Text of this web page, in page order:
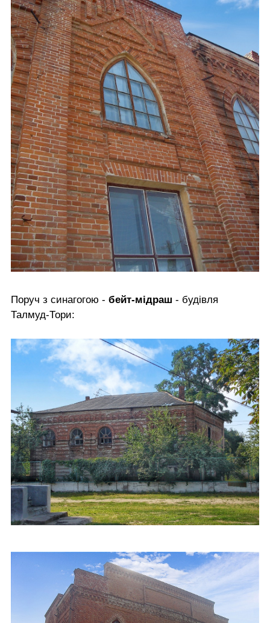
Поруч з синагогою - бейт-мідраш - будівля
Талмуд-Тори: